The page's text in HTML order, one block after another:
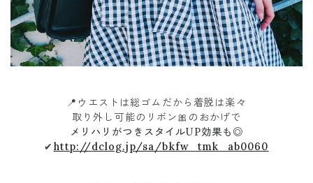
📍 ウエストは総ゴムだから着脱は楽々
取り外し可能のリボン🎀のおかげで
メリハリがつきスタイルUP効果も◎
✔ http://dclog.jp/sa/bkfw_tmk_ab0060